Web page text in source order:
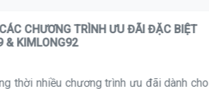
CHƯƠNG TRÌNH ƯU ĐÃI ĐẶC BIỆT
& KIMLONG92